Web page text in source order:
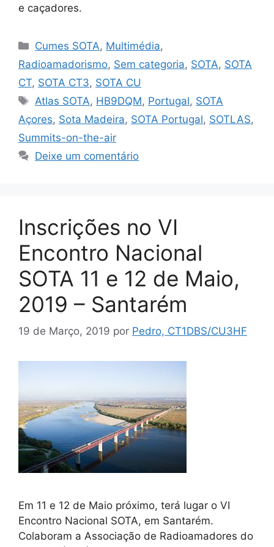
e caçadores.
Categorias
Cumes SOTA, Multimédia,
Radioamadorismo, Sem categoria, SOTA, SOTA
CT, SOTA CT3, SOTA CU
Etiquetas
Atlas SOTA, HB9DQM, Portugal, SOTA
Açores, Sota Madeira, SOTA Portugal, SOTLAS,
Summits-on-the-air
Deixe um comentário
Inscrições no VI
Encontro Nacional
SOTA 11 e 12 de Maio,
2019 – Santarém
19 de Março, 2019 por Pedro, CT1DBS/CU3HF
Em 11 e 12 de Maio próximo, terá lugar o VI
Encontro Nacional SOTA, em Santarém.
Colaboram a Associação de Radioamadores do